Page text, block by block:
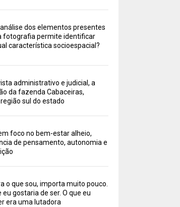
dos elementos presentes
fotografia permite identificar
característica socioespacial?
administrativo e judicial, a
da fazenda Cabaceiras,
sul do estado
foco no bem-estar alheio,
de pensamento, autonomia e
o que sou, importa muito pouco.
eu gostaria de ser. O que eu
era uma lutadora